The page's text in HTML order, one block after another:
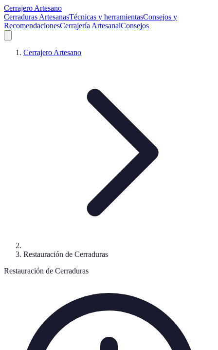
Cerrajero Artesano
Cerraduras ArtesanasTécnicas y herramientasConsejos y
RecomendacionesCerrajería ArtesanalConsejos
Cerrajero Artesano
Restauración de Cerraduras
Restauración de Cerraduras